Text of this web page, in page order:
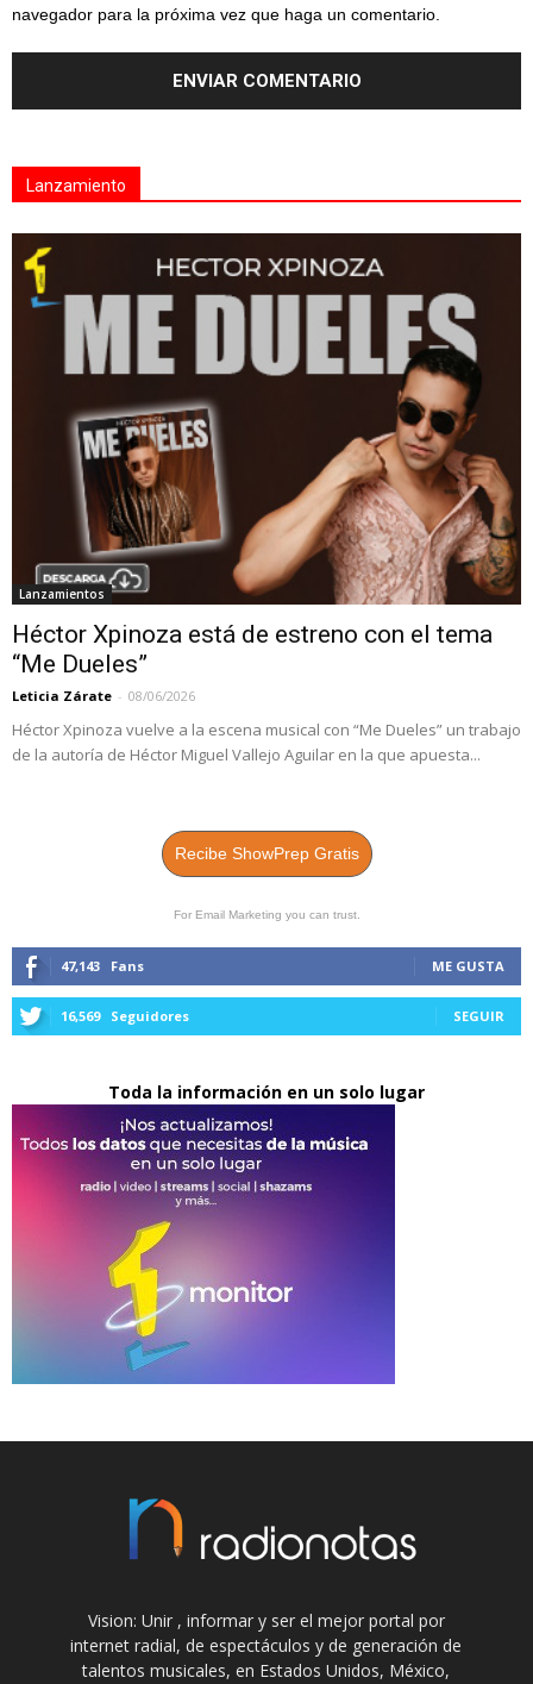
navegador para la próxima vez que haga un comentario.
Lanzamiento
Lanzamientos
Héctor Xpinoza está de estreno con el tema
“Me Dueles”
Leticia Zárate - 08/06/2026
Héctor Xpinoza vuelve a la escena musical con “Me Dueles” un trabajo
de la autoría de Héctor Miguel Vallejo Aguilar en la que apuesta...
Recibe ShowPrep Gratis
For Email Marketing you can trust.
47,143 Fans ME GUSTA
16,569 Seguidores SEGUIR
Toda la información en un solo lugar
Vision: Unir , informar y ser el mejor portal por
internet radial, de espectáculos y de generación de
talentos musicales, en Estados Unidos, México,